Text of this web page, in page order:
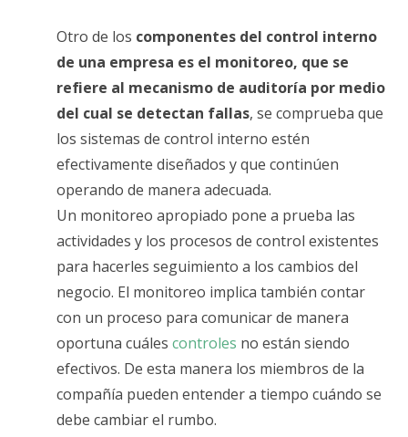
Otro de los componentes del control interno
de una empresa es el monitoreo, que se
refiere al mecanismo de auditoría por medio
del cual se detectan fallas, se comprueba que
los sistemas de control interno estén
efectivamente diseñados y que continúen
operando de manera adecuada.
Un monitoreo apropiado pone a prueba las
actividades y los procesos de control existentes
para hacerles seguimiento a los cambios del
negocio. El monitoreo implica también contar
con un proceso para comunicar de manera
oportuna cuáles controles no están siendo
efectivos. De esta manera los miembros de la
compañía pueden entender a tiempo cuándo se
debe cambiar el rumbo.